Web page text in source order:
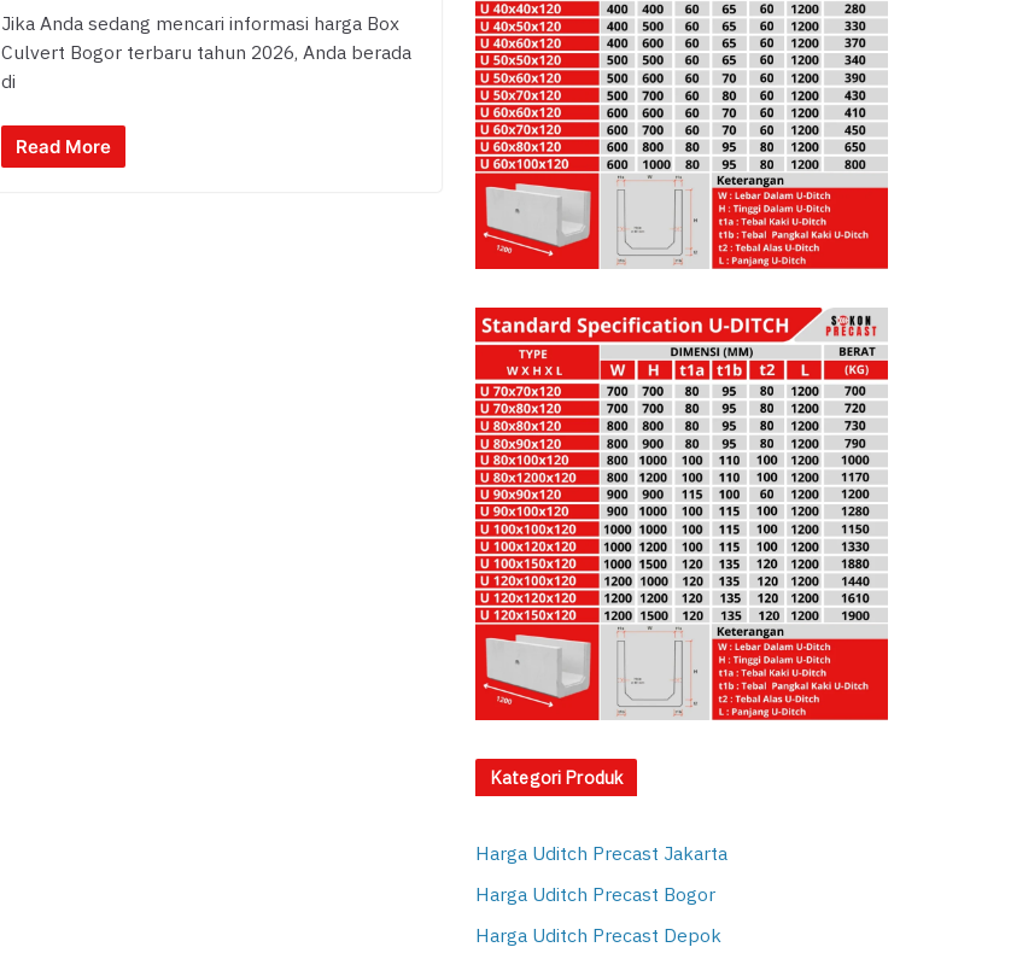
Jika Anda sedang mencari informasi harga Box
Culvert Bogor terbaru tahun 2026, Anda berada
di
Read More
Kategori Produk
Harga Uditch Precast Jakarta
Harga Uditch Precast Bogor
Harga Uditch Precast Depok